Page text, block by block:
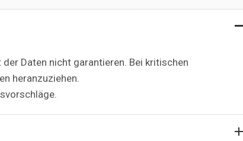
Daten nicht garantieren. Bei kritischen
heranzuziehen.